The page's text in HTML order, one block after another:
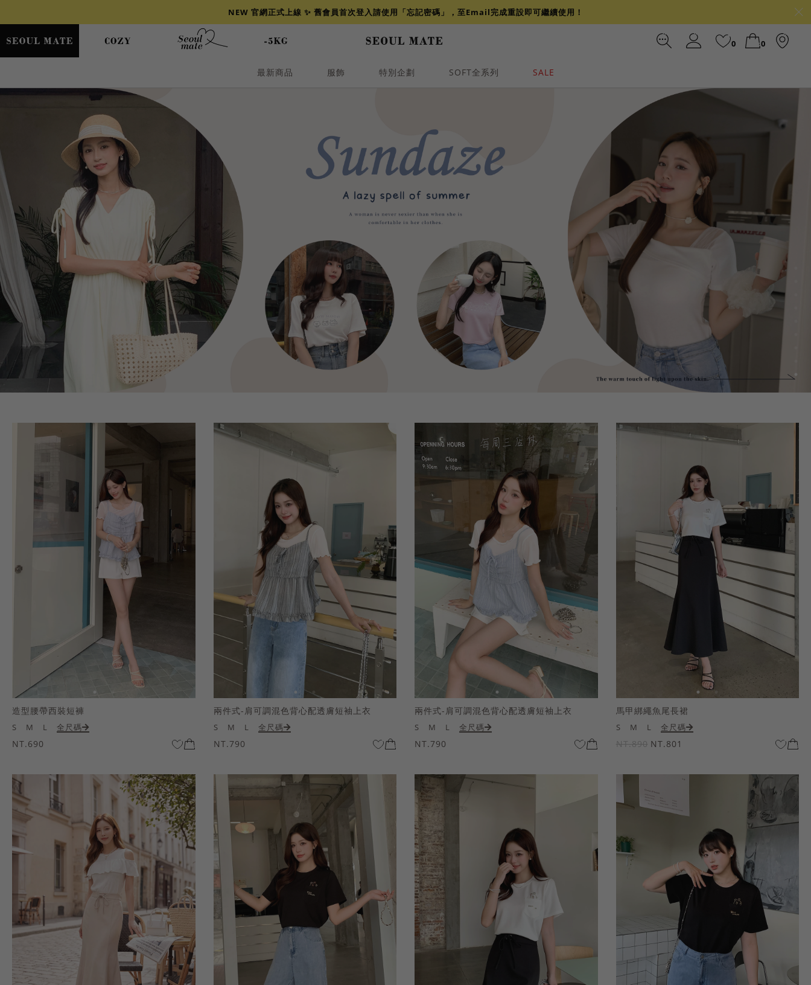
NEW 官網正式上線 ✨ 舊會員首次登入請使用「忘記密碼」，至Email完成重設即可繼續使用！
0 0
最新商品 服飾 特別企劃 SOFT全系列 SALE
造型腰帶西裝短褲
S M L 全尺碼
NT.690
兩件式-肩可調混色背心配透膚短袖上衣
S M L 全尺碼
NT.790
兩件式-肩可調混色背心配透膚短袖上衣
S M L 全尺碼
NT.790
馬甲綁繩魚尾長裙
S M L 全尺碼
NT.890 NT.801